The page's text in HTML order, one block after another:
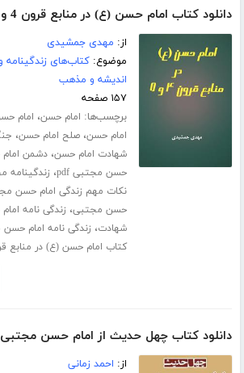
دانلود کتاب امام حسن (ع) در منابع قرون 4 و 5
از: مهدی جمشیدی
موضوع:کتاب‌های زندگینامه
اندیشه و مذهب
۱۵۷ صفحه
برچسب‌ها: امام حسن، امام
امام حسن،صلح امام حسن،
شهادت امام حسن،دشمن
حسن مجتبی pdf
،
نکات مهم زندگی امام حسن
حسن مجتبی، زندگی نامه
شهادت، زندگی نامه امام
کتاب امام حسن (ع) در منابع قرون
دانلود کتاب چهل حدیث از امام حسن
از: احمد زمانی